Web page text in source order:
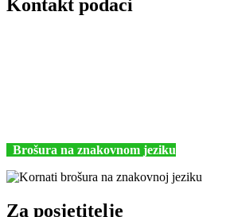
Kontakt podaci
Brošura na znakovnom jeziku
Za posjetitelje